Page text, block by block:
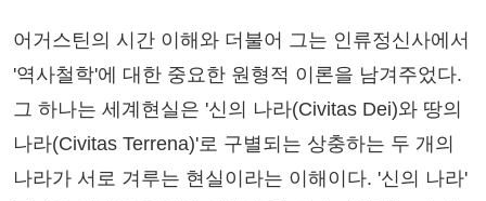
어거스틴의 시간 이해와 더불어 그는 인류정신사에서
'역사철학'에 대한 중요한 원형적 이론을 남겨주었다.
그 하나는 세계현실은 '신의 나라(Civitas Dei)와 땅의
나라(Civitas Terrena)'로 구별되는 상충하는 두 개의
나라가 서로 겨루는 현실이라는 이해이다. '신의 나라'